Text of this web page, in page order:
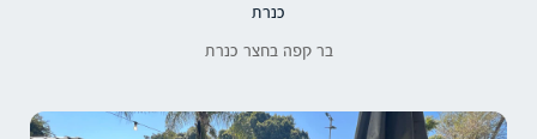
כנרת
בר קפה בחצר כנרת